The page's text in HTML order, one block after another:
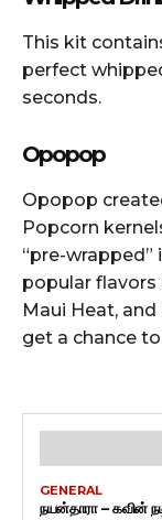
This kit
perfect
seconds.
Opopop
Opopop
Popcorn
“pre-
popular flavors
Maui Heat,
get a chance
GENERAL
நயன்தாரா – கவின்